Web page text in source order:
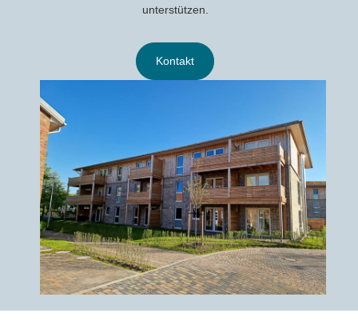
unterstützen.
Kontakt